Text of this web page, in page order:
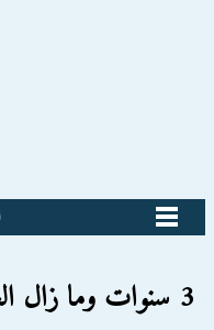
3 سنوات وما زال